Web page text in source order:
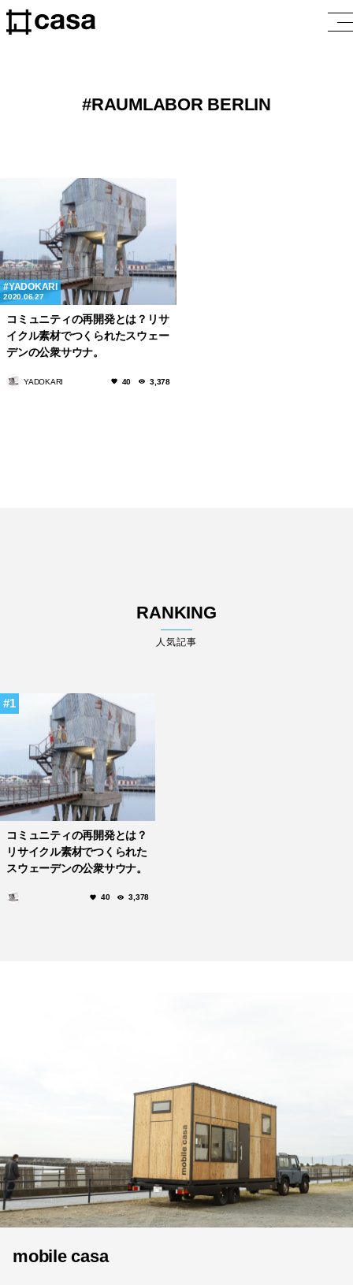
RAUMLABOR BERLIN
YADOKARI
2020.06.27
コミュニティの再開発とは？リサ
イクル素材でつくられたスウェー
デンの公衆サウナ。
YADOKARI 40 3,378
RANKING
人気記事
1
コミュニティの再開発とは？
リサイクル素材でつくられた
スウェーデンの公衆サウナ。
40 3,378
mobile casa